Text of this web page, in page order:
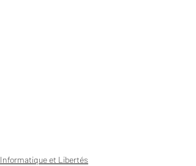
Informatique et Libertés